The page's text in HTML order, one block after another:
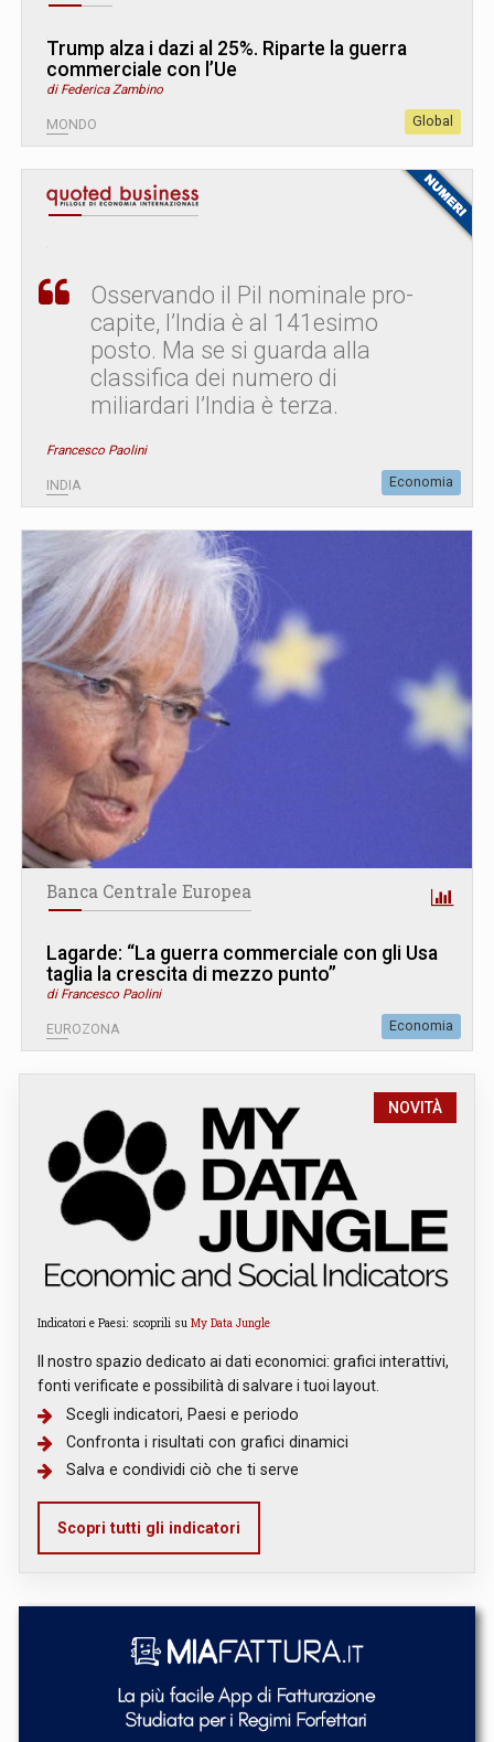
Trump alza i dazi al 25%. Riparte la guerra
commerciale con l’Ue
di Federica Zambino
MONDO Global
Osservando il Pil nominale pro-
capite, l’India è al 141esimo
posto. Ma se si guarda alla
classifica dei numero di
miliardari l’India è terza.
Francesco Paolini
INDIA Economia
Banca Centrale Europea
Lagarde: “La guerra commerciale con gli Usa
taglia la crescita di mezzo punto”
di Francesco Paolini
EUROZONA Economia
NOVITÀ
Indicatori e Paesi: scoprili su My Data Jungle
Il nostro spazio dedicato ai dati economici: grafici interattivi,
fonti verificate e possibilità di salvare i tuoi layout.
Scegli indicatori, Paesi e periodo
Confronta i risultati con grafici dinamici
Salva e condividi ciò che ti serve
Scopri tutti gli indicatori